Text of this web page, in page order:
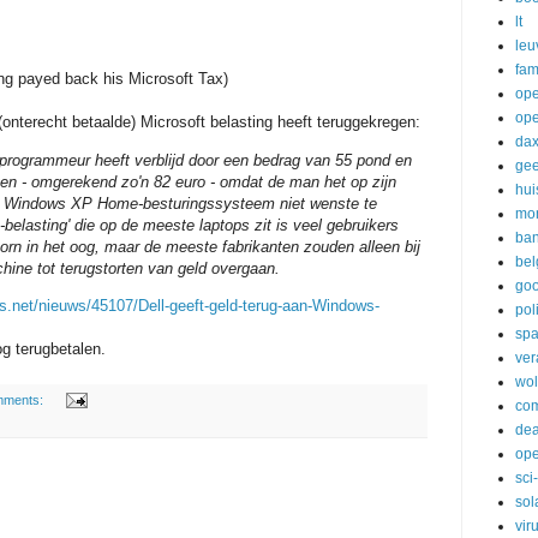
payed back his Microsoft Tax)
betaalde) Microsoft belasting heeft teruggekregen:
heeft verblijd door een bedrag van 55 pond en
- omgerekend zo'n 82 euro - omdat de man het op zijn
XP Home-besturingssysteem niet wenste te
die op de meeste laptops zit is veel gebruikers
in het oog, maar de meeste fabrikanten zouden alleen bij
tot terugstorten van geld overgaan.
nieuws/45107/Dell-geeft-geld-terug-aan-Windows-
terugbetalen.
lt
dax